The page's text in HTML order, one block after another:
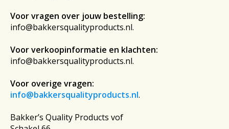
Voor vragen over jouw bestelling:
info@bakkersqualityproducts.nl.
Voor verkoopinformatie en klachten:
info@bakkersqualityproducts.nl.
Voor overige vragen:
info@bakkersqualityproducts.nl.
Bakker’s Quality Products vof